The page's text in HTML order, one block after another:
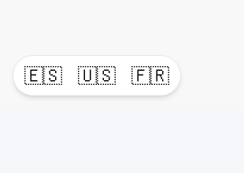
🇪🇸 🇺🇸 🇫🇷